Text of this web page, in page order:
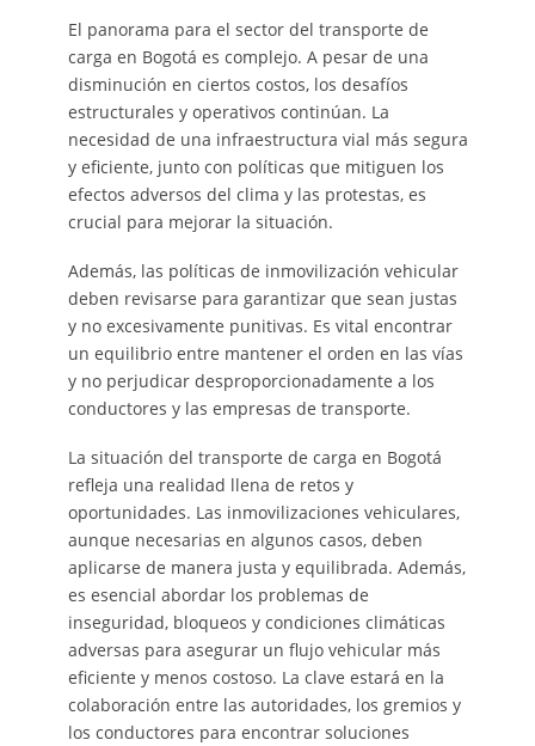
El panorama para el sector del transporte de
carga en Bogotá es complejo. A pesar de una
disminución en ciertos costos, los desafíos
estructurales y operativos continúan. La
necesidad de una infraestructura vial más segura
y eficiente, junto con políticas que mitiguen los
efectos adversos del clima y las protestas, es
crucial para mejorar la situación.
Además, las políticas de inmovilización vehicular
deben revisarse para garantizar que sean justas
y no excesivamente punitivas. Es vital encontrar
un equilibrio entre mantener el orden en las vías
y no perjudicar desproporcionadamente a los
conductores y las empresas de transporte.
La situación del transporte de carga en Bogotá
refleja una realidad llena de retos y
oportunidades. Las inmovilizaciones vehiculares,
aunque necesarias en algunos casos, deben
aplicarse de manera justa y equilibrada. Además,
es esencial abordar los problemas de
inseguridad, bloqueos y condiciones climáticas
adversas para asegurar un flujo vehicular más
eficiente y menos costoso. La clave estará en la
colaboración entre las autoridades, los gremios y
los conductores para encontrar soluciones